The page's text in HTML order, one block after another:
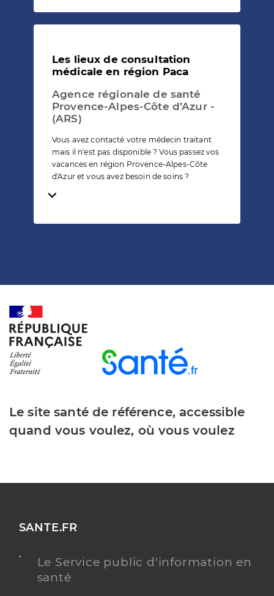
Les lieux de consultation
médicale en région Paca
Agence régionale de santé
Provence-Alpes-Côte d’Azur -
(ARS)
Vous avez contacté votre médecin traitant
mais il n'est pas disponible ? Vous passez vos
vacances en région Provence-Alpes-Côte
d'Azur et vous avez besoin de soins ?
Temps de lecture
Le site santé de référence, accessible
quand vous voulez, où vous voulez
SANTE.FR
Le Service public d'information en
santé